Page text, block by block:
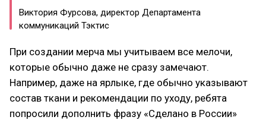
Виктория Фурсова, директор Департамента
коммуникаций Тэктис
При создании мерча мы учитываем все мелочи,
которые обычно даже не сразу замечают.
Например, даже на ярлыке, где обычно указывают
состав ткани и рекомендации по уходу, ребята
попросили дополнить фразу «Сделано в России»